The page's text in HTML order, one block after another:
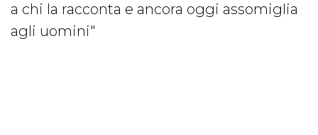
a chi la racconta e ancora oggi assomiglia
agli uomini"